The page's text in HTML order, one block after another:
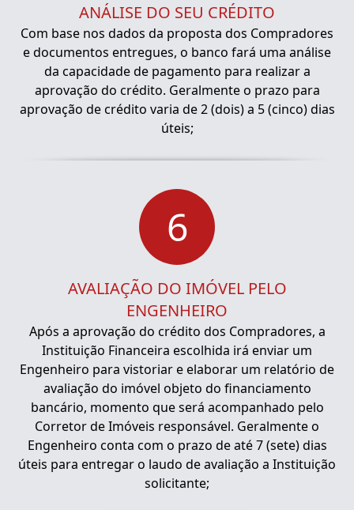
ANÁLISE DO SEU CRÉDITO
Com base nos dados da proposta dos Compradores
e documentos entregues, o banco fará uma análise
da capacidade de pagamento para realizar a
aprovação do crédito. Geralmente o prazo para
aprovação de crédito varia de 2 (dois) a 5 (cinco) dias
úteis;
6
AVALIAÇÃO DO IMÓVEL PELO
ENGENHEIRO
Após a aprovação do crédito dos Compradores, a
Instituição Financeira escolhida irá enviar um
Engenheiro para vistoriar e elaborar um relatório de
avaliação do imóvel objeto do financiamento
bancário, momento que será acompanhado pelo
Corretor de Imóveis responsável. Geralmente o
Engenheiro conta com o prazo de até 7 (sete) dias
úteis para entregar o laudo de avaliação a Instituição
solicitante;